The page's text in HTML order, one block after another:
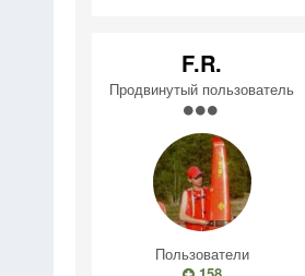
F.R.
Продвинутый пользователь
Пользователи